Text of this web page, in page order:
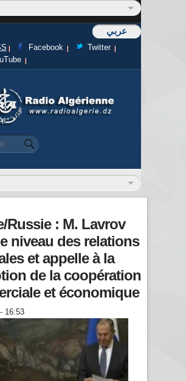
عربي
Facebook
Twitter
de recherche
Russie : M. Lavrov
niveau des relations
et appelle à la
de la coopération
et économique
16:53